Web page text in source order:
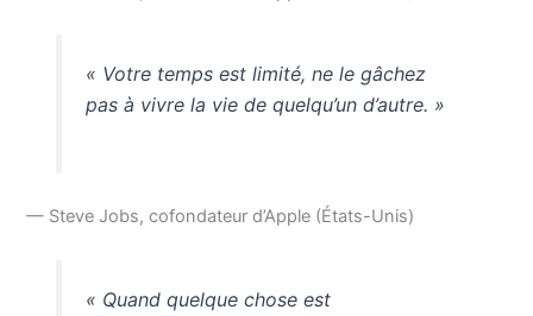
« Votre temps est limité, ne le gâchez
pas à vivre la vie de quelqu’un d’autre. »
— Steve Jobs, cofondateur d’Apple (États-Unis)
« Quand quelque chose est